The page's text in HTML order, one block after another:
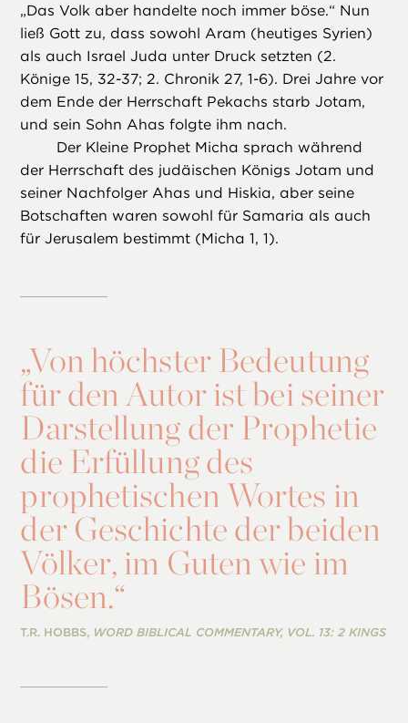
„Das Volk aber handelte noch immer böse.“ Nun
ließ Gott zu, dass sowohl Aram (heutiges Syrien)
als auch Israel Juda unter Druck setzten (2.
Könige 15, 32-37; 2. Chronik 27, 1-6). Drei Jahre vor
dem Ende der Herrschaft Pekachs starb Jotam,
und sein Sohn Ahas folgte ihm nach.
Der Kleine Prophet Micha sprach während
der Herrschaft des judäischen Königs Jotam und
seiner Nachfolger Ahas und Hiskia, aber seine
Botschaften waren sowohl für Samaria als auch
für Jerusalem bestimmt (Micha 1, 1).
„Von höchster Bedeutung
für den Autor ist bei seiner
Darstellung der Prophetie
die Erfüllung des
prophetischen Wortes in
der Geschichte der beiden
Völker, im Guten wie im
Bösen.“
T.R. HOBBS, WORD BIBLICAL COMMENTARY, VOL. 13: 2 KINGS